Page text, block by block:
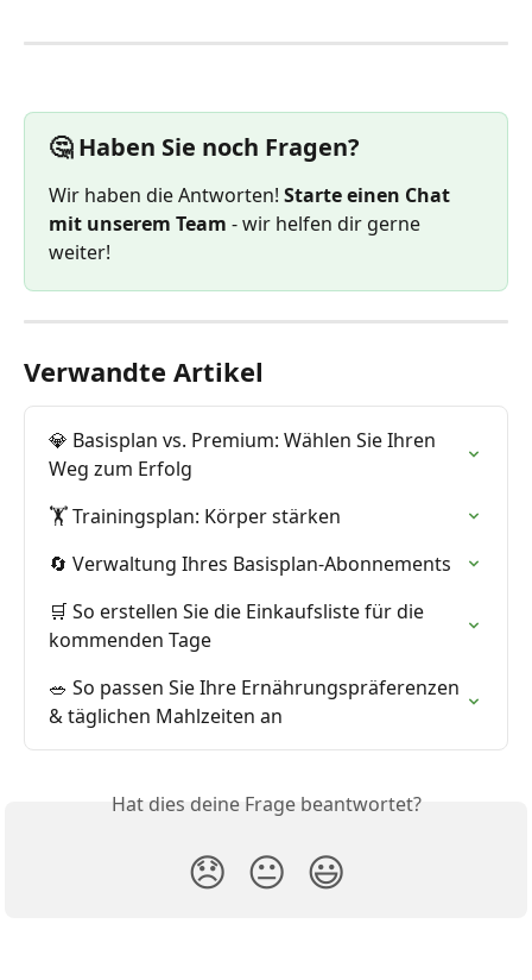
🤔 Haben Sie noch Fragen?
Wir haben die Antworten! Starte einen Chat
mit unserem Team - wir helfen dir gerne
weiter!
Verwandte Artikel
💎 Basisplan vs. Premium: Wählen Sie Ihren
Weg zum Erfolg
🏋️ Trainingsplan: Körper stärken
🔄 Verwaltung Ihres Basisplan-Abonnements
🛒 So erstellen Sie die Einkaufsliste für die
kommenden Tage
🥗 So passen Sie Ihre Ernährungspräferenzen
& täglichen Mahlzeiten an
Hat dies deine Frage beantwortet?
😞 😐 😃